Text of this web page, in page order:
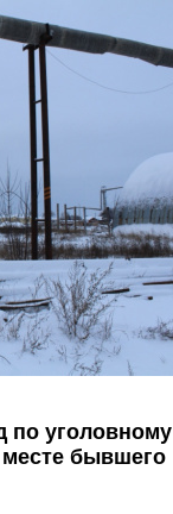
по уголовному
месте бывшего